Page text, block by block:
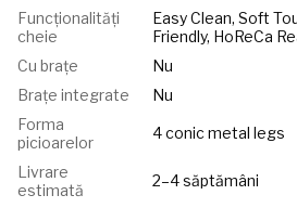
Funcționalități
cheie
Easy Clean, Soft
Friendly, HoReCa
Cu brațe
Nu
Brațe integrate
Nu
Forma
picioarelor
4 conic metal legs
Livrare
estimată
2–4 săptămâni